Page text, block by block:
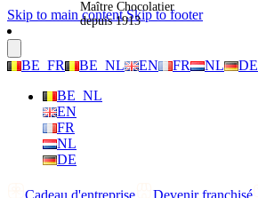
Skip to main content Skip to footer
BE_FR BE_NL EN FR NL
DE
BE_NL
EN
FR
NL
DE
Cadeau d'entreprise Devenir franchisé
Maître Chocolatier
depuis 1913